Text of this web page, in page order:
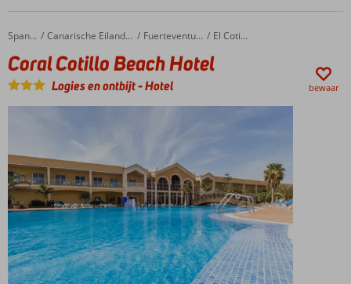
3
zoetwaterzwembaden
met
ontbijt
mogelijk
Home Spanje Canarische Eilanden Fuerteventura El Cotillo
Coral Cotillo Beach Hotel
Coral Cotillo Beach Hotel
Logies en ontbijt-Hotel bewaar